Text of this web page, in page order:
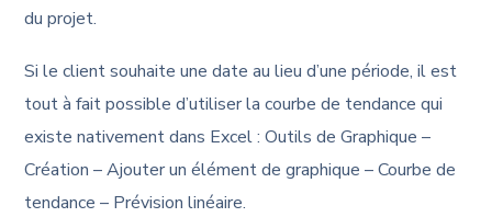
du projet.
Si le client souhaite une date au lieu d’une période, il est
tout à fait possible d’utiliser la courbe de tendance qui
existe nativement dans Excel : Outils de Graphique –
Création – Ajouter un élément de graphique – Courbe de
tendance – Prévision linéaire.